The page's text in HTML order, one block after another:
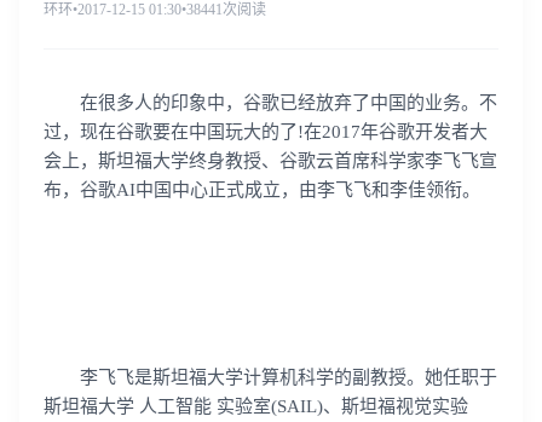
环环•2017-12-15 01:30•38441次阅读
在很多人的印象中，谷歌已经放弃了中国的业务。不
过，现在谷歌要在中国玩大的了!在2017年谷歌开发者大
会上，斯坦福大学终身教授、谷歌云首席科学家李飞飞宣
布，谷歌AI中国中心正式成立，由李飞飞和李佳领衔。
李飞飞是斯坦福大学计算机科学的副教授。她任职于
斯坦福大学 人工智能 实验室(SAIL)、斯坦福视觉实验